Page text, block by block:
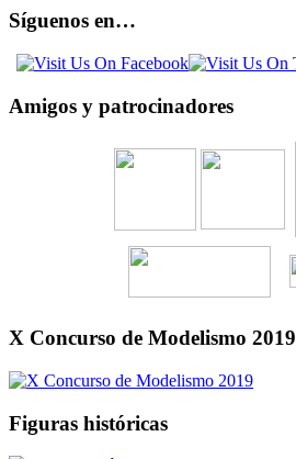
Síguenos en…
Amigos y patrocinadores
X Concurso de Modelismo 2019
Figuras históricas